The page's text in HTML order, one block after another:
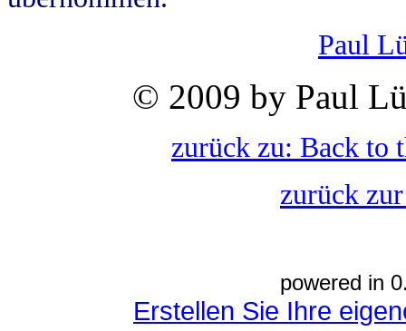
Paul
© 2009 by Paul
zurück zu: Back to
zurück
powered in
Erstellen Sie Ihre